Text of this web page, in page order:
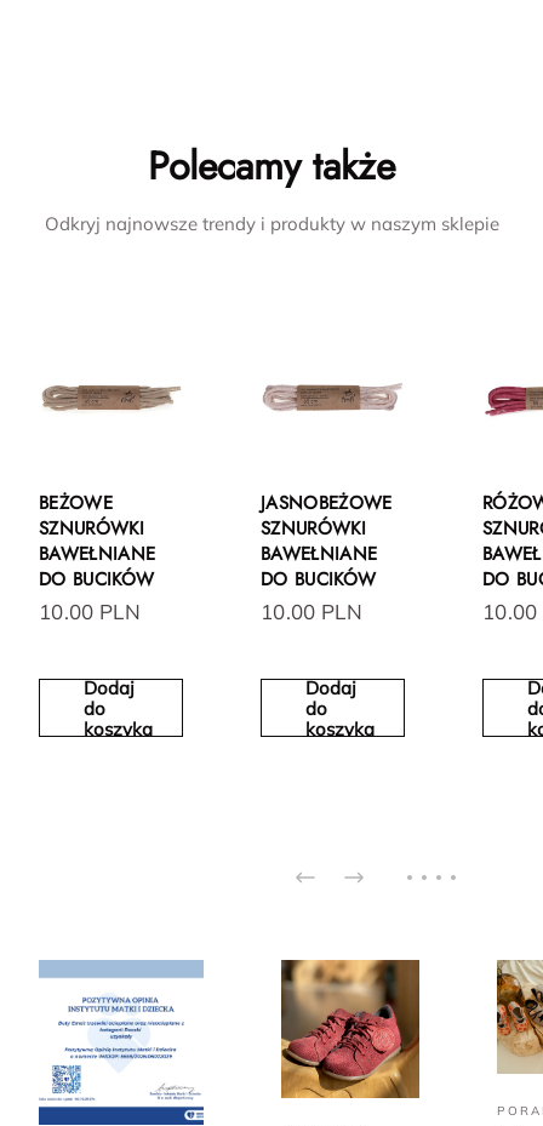
Polecamy także
Odkryj najnowsze trendy i produkty w naszym sklepie
BEŻOWE
SZNURÓWKI
BAWEŁNIANE
DO BUCIKÓW
10.00 PLN
Dodaj
do
koszyka
JASNOBEŻOWE
SZNURÓWKI
BAWEŁNIANE
DO BUCIKÓW
10.00 PLN
Dodaj
do
koszyka
DO
10.00